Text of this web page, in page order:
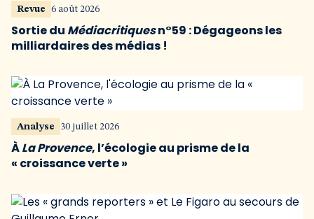
Revue 6 août 2026
Sortie du Médiacritiquesn°59 : Dégageons les
milliardaires des médias !
Analyse 30 juillet 2026
ÀLa Provence, l’écologie au prisme de la
« croissance verte »